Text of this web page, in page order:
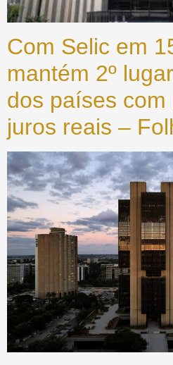
Com Selic em
mantém 2º
dos países com
juros reais –